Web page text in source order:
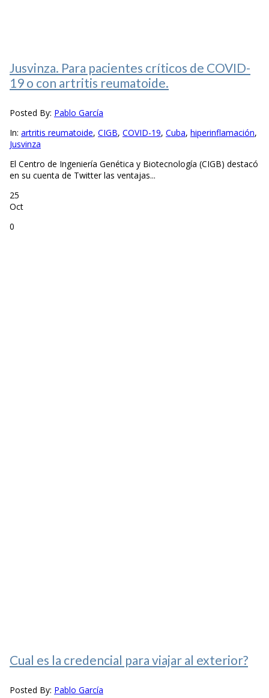
Jusvinza. Para pacientes críticos de COVID-
19 o con artritis reumatoide.
Posted By: Pablo García
In: artritis reumatoide, CIGB, COVID-19, Cuba, hiperinflamación,
Jusvinza
El Centro de Ingeniería Genética y Biotecnología (CIGB) destacó
en su cuenta de Twitter las ventajas...
25
Oct
0
Cual es la credencial para viajar al exterior?
Posted By: Pablo García